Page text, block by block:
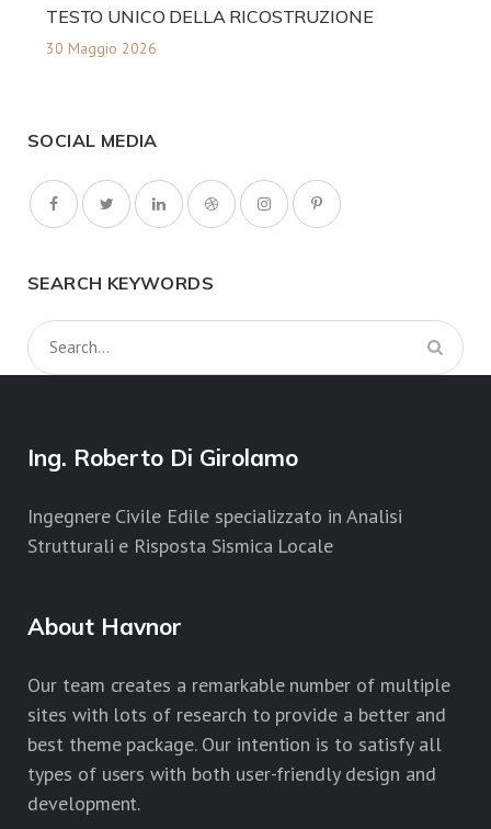
TESTO UNICO DELLA RICOSTRUZIONE
30 Maggio 2026
SOCIAL MEDIA
SEARCH KEYWORDS
Ing. Roberto Di Girolamo
Ingegnere Civile Edile specializzato in Analisi
Strutturali e Risposta Sismica Locale
About Havnor
Our team creates a remarkable number of multiple
sites with lots of research to provide a better and
best theme package. Our intention is to satisfy all
types of users with both user-friendly design and
development.